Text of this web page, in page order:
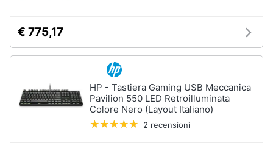
€ 775,17
HP - Tastiera Gaming USB Meccanica
Pavilion 550 LED Retroilluminata
Colore Nero (Layout Italiano)
2 recensioni